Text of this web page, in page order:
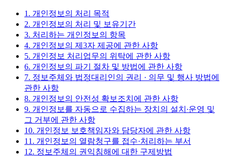
1. 개인정보의 처리 목적
2. 개인정보의 처리 및 보유기간
3. 처리하는 개인정보의 항목
4. 개인정보의 제3자 제공에 관한 사항
5. 개인정보 처리업무의 위탁에 관한 사항
6. 개인정보의 파기 절차 및 방법에 관한 사항
7. 정보주체와 법정대리인의 권리 · 의무 및 행사 방법에
관한 사항
8. 개인정보의 안전성 확보조치에 관한 사항
9. 개인정보를 자동으로 수집하는 장치의 설치∙운영 및
그 거부에 관한 사항
10. 개인정보 보호책임자와 담당자에 관한 사항
11. 개인정보의 열람청구를 접수·처리하는 부서
12. 정보주체의 권익침해에 대한 구제방법